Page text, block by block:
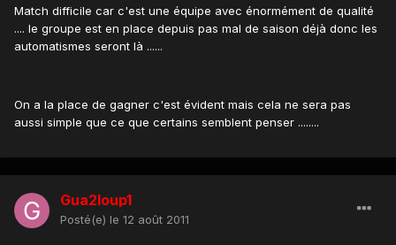
Match difficile car c'est une équipe avec énormément de qualité
.... le groupe est en place depuis pas mal de saison déjà donc les
automatismes seront là ......
On a la place de gagner c'est évident mais cela ne sera pas
aussi simple que ce que certains semblent penser ........
Gua2loup1
Posté(e) le 12 août 2011